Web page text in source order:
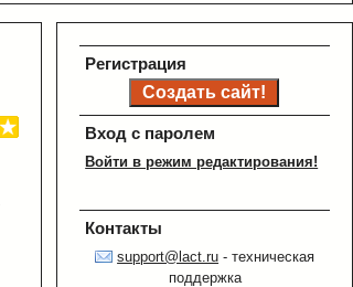
Регистрация
Вход с паролем
Войти в режим редактирования!
Контакты
support@lact.ru - техническая
поддержка